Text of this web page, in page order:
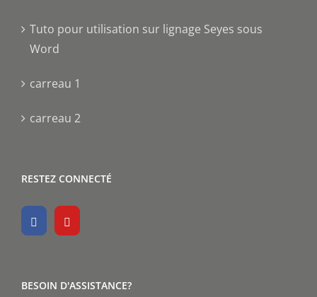
Tuto pour utilisation sur lignage Seyes sous
Word
carreau 1
carreau 2
RESTEZ CONNECTÉ
BESOIN D'ASSISTANCE?